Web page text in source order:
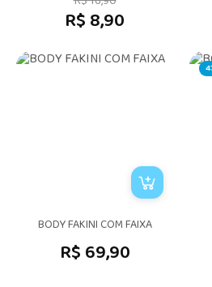
R$ 8,90
BODY FAKINI COM FAIXA
R$ 69,90